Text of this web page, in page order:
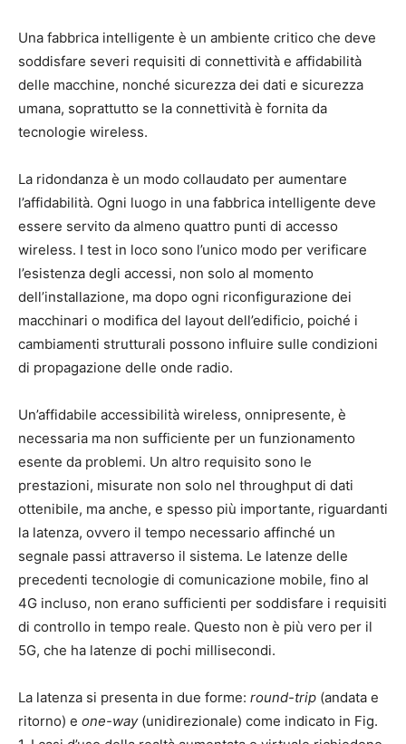
Una fabbrica intelligente è un ambiente critico che deve
soddisfare severi requisiti di connettività e affidabilità
delle macchine, nonché sicurezza dei dati e sicurezza
umana, soprattutto se la connettività è fornita da
tecnologie wireless.
La ridondanza è un modo collaudato per aumentare
l’affidabilità. Ogni luogo in una fabbrica intelligente deve
essere servito da almeno quattro punti di accesso
wireless. I test in loco sono l’unico modo per verificare
l’esistenza degli accessi, non solo al momento
dell’installazione, ma dopo ogni riconfigurazione dei
macchinari o modifica del layout dell’edificio, poiché i
cambiamenti strutturali possono influire sulle condizioni
di propagazione delle onde radio.
Un’affidabile accessibilità wireless, onnipresente, è
necessaria ma non sufficiente per un funzionamento
esente da problemi. Un altro requisito sono le
prestazioni, misurate non solo nel throughput di dati
ottenibile, ma anche, e spesso più importante, riguardanti
la latenza, ovvero il tempo necessario affinché un
segnale passi attraverso il sistema. Le latenze delle
precedenti tecnologie di comunicazione mobile, fino al
4G incluso, non erano sufficienti per soddisfare i requisiti
di controllo in tempo reale. Questo non è più vero per il
5G, che ha latenze di pochi millisecondi.
La latenza si presenta in due forme: round-trip (andata e
ritorno) e one-way(unidirezionale) come indicato in Fig.